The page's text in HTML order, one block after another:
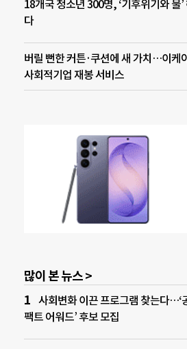
18개국 청소년 300명, ‘기후위기와 물
다
버릴 뻔한 커튼·쿠션에 새 가치…이케
사회적기업 재봉 서비스
많이 본 뉴스 >
사회변화 이끈 프로그램 찾는다…‘
팩트 어워드’ 후보 모집